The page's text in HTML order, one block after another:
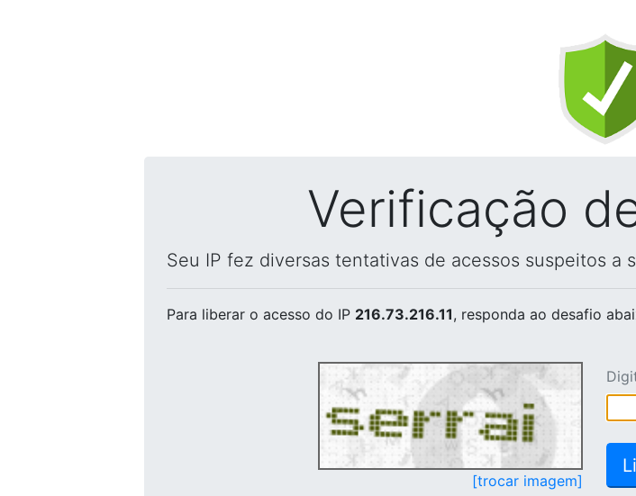
Verificação
Seu IP fez diversas tentativas de acessos suspeitos a
Para liberar o acesso do IP 216.73.216.11, responda ao desafio
[trocar imagem]